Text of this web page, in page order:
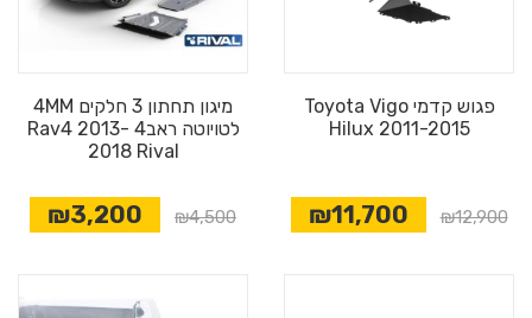
פגוש קדמי Toyota Vigo
Hilux 2011-2015
₪12,900
₪11,700
מיגון תחתון 3 חלקים 4MM
לטויוטה ראב4 Rav4 2013-
2018 Rival
₪4,500
₪3,200